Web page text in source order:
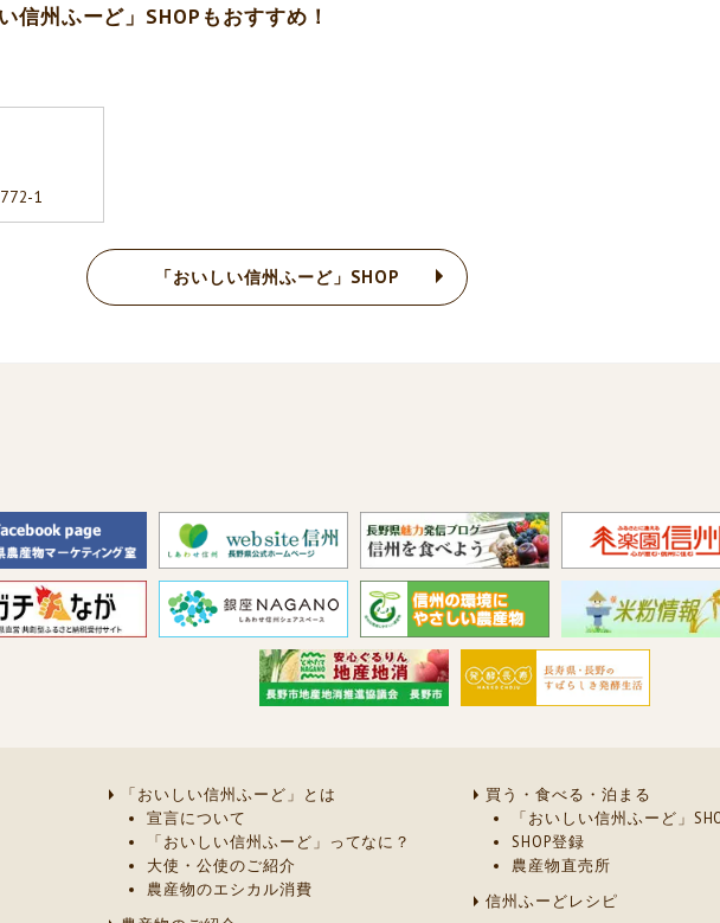
信州ふーど」SHOPもおすすめ！
1
「おいしい信州ふーど」SHOP
「おいしい信州ふーど」とは
宣言について
「おいしい信州ふーど」ってなに？
大使・公使のご紹介
農産物のエシカル消費
買う・食べる・泊まる
「おいしい信州ふーど」
SHOP登録
農産物直売所
信州ふーどレシピ